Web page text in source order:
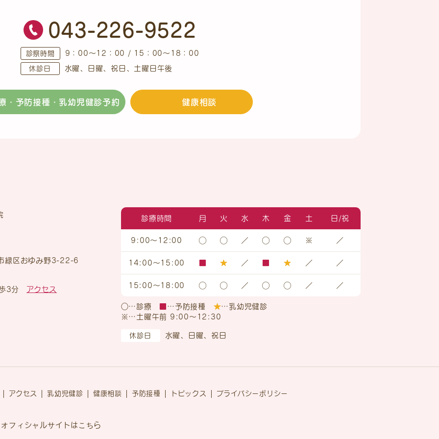
043-226-9522
診察時間 9：00～12：00 / 15：00～18：00
休診日 水曜、日曜、祝日、土曜日午後
・予防接種・乳幼児健診予約 健康相談
緑区おゆみ野3-22-6
3分 アクセス
診療時間 月 火 水 木 金 土 日/祝
9:00～12:00 ◯ ◯ ／ ◯ ◯ ※ ／
14:00～15:00 ■ ★ ／ ■ ★ ／ ／
15:00～18:00 ◯ ◯ ／ ◯ ◯ ／ ／
○…診療 ■…予防接種 ★…乳幼児健診
※…土曜午前 9:00～12:30
休診日 水曜、日曜、祝日
アクセス 乳幼児健診 健康相談 予防接種 トピックス プライバシーポリシー